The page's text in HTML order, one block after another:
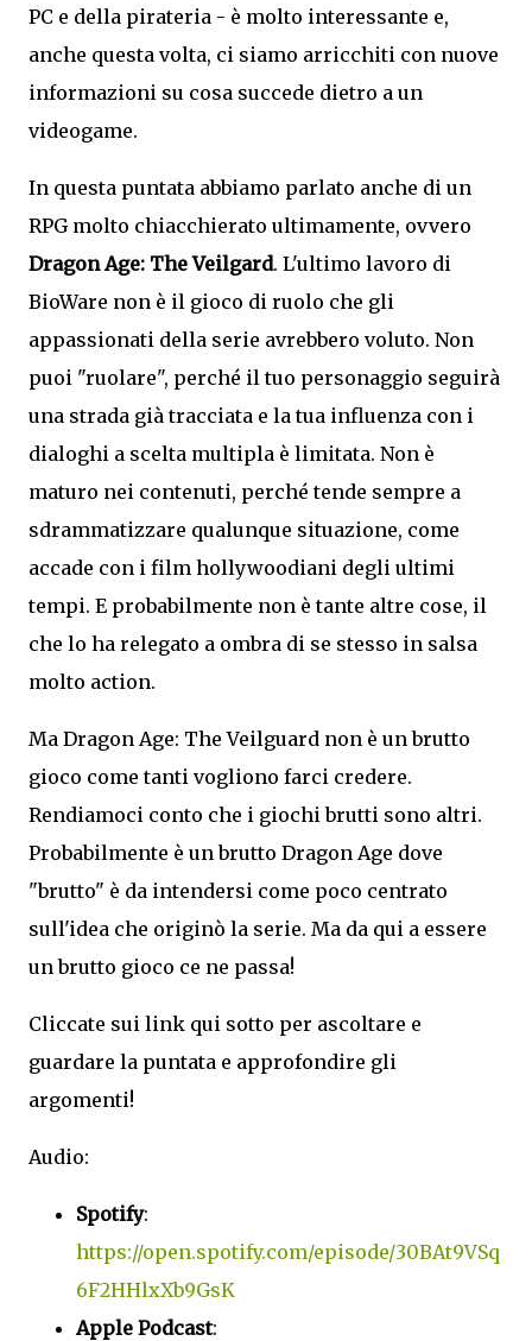
PC e della pirateria - è molto interessante e,
anche questa volta, ci siamo arricchiti con nuove
informazioni su cosa succede dietro a un
videogame.
In questa puntata abbiamo parlato anche di un
RPG molto chiacchierato ultimamente, ovvero
Dragon Age: The Veilgard. L'ultimo lavoro di
BioWare non è il gioco di ruolo che gli
appassionati della serie avrebbero voluto. Non
puoi "ruolare", perché il tuo personaggio seguirà
una strada già tracciata e la tua influenza con i
dialoghi a scelta multipla è limitata. Non è
maturo nei contenuti, perché tende sempre a
sdrammatizzare qualunque situazione, come
accade con i film hollywoodiani degli ultimi
tempi. E probabilmente non è tante altre cose, il
che lo ha relegato a ombra di se stesso in salsa
molto action.
Ma Dragon Age: The Veilguard non è un brutto
gioco come tanti vogliono farci credere.
Rendiamoci conto che i giochi brutti sono altri.
Probabilmente è un brutto Dragon Age dove
"brutto" è da intendersi come poco centrato
sull'idea che originò la serie. Ma da qui a essere
un brutto gioco ce ne passa!
Cliccate sui link qui sotto per ascoltare e
guardare la puntata e approfondire gli
argomenti!
Audio:
Spotify:
https://open.spotify.com/episode/30BAt9VSq
6F2HHlxXb9GsK
Apple Podcast: